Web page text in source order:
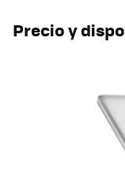
Precio y